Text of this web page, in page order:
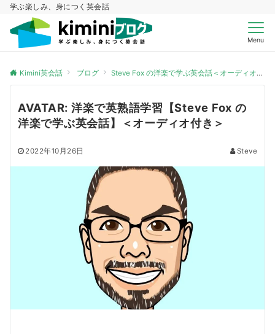
学ぶ楽しみ、身につく英会話
Menu
Kimini英会話 ブログ Steve Fox の洋楽で学ぶ英会話＜オーディオ付き＞
AVATAR: 洋楽で英熟語学習【Steve Fox の
洋楽で学ぶ英会話】＜オーディオ付き＞
2022年10月26日 Steve